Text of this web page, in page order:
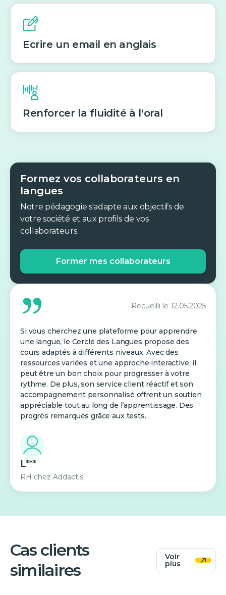
Ecrire un email en anglais
Renforcer la fluidité à l'oral
Formez vos collaborateurs en
langues
Notre pédagogie s'adapte aux objectifs de
votre société et aux profils de vos
collaborateurs.
Former mes collaborateurs
Recueilli le 12.05.2025
Si vous cherchez une plateforme pour apprendre
une langue, le Cercle des Langues propose des
cours adaptés à différents niveaux. Avec des
ressources variées et une approche interactive, il
peut être un bon choix pour progresser à votre
rythme. De plus, son service client réactif et son
accompagnement personnalisé offrent un soutien
appréciable tout au long de l’apprentissage. Des
progrès remarqués grâce aux tests.
L***
RH chez Addactis
Cas clients
similaires
Voir
plus